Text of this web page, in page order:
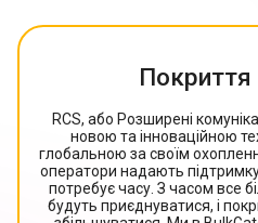
Покриття
RCS, або Розширені
новою та інноваційною
глобальною за своїм
оператори надають
потребує часу. З часом все
будуть приєднуватися, і